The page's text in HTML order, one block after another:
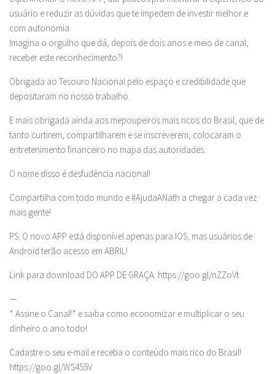
usuário e reduzir as dúvidas que te impedem de investir melhor e
com autonomia.
Imagina o orgulho que dá, depois de dois anos e meio de canal,
receber este reconhecimento?!
Obrigada ao Tesouro Nacional pelo espaço e credibilidade que
depositaram no nosso trabalho.
E mais obrigada ainda aos mepoupeiros mais ricos do Brasil, que de
tanto curtirem, compartilharem e se inscreverem, colocaram o
entretenimento financeiro no mapa das autoridades.
O nome disso é desfudência nacional!
Compartilha com todo mundo e #AjudaANath a chegar a cada vez
mais gente!
PS: O novo APP está disponível apenas para IOS, mas usuários de
Android terão acesso em ABRIL!
Link para download DO APP DE GRAÇA: https://goo.gl/nZZoVt
—
* Assine o Canal!* e saiba como economizar e multiplicar o seu
dinheiro o ano todo!
Cadastre o seu e-mail e receba o conteúdo mais rico do Brasil!
https://goo.gl/WS455V